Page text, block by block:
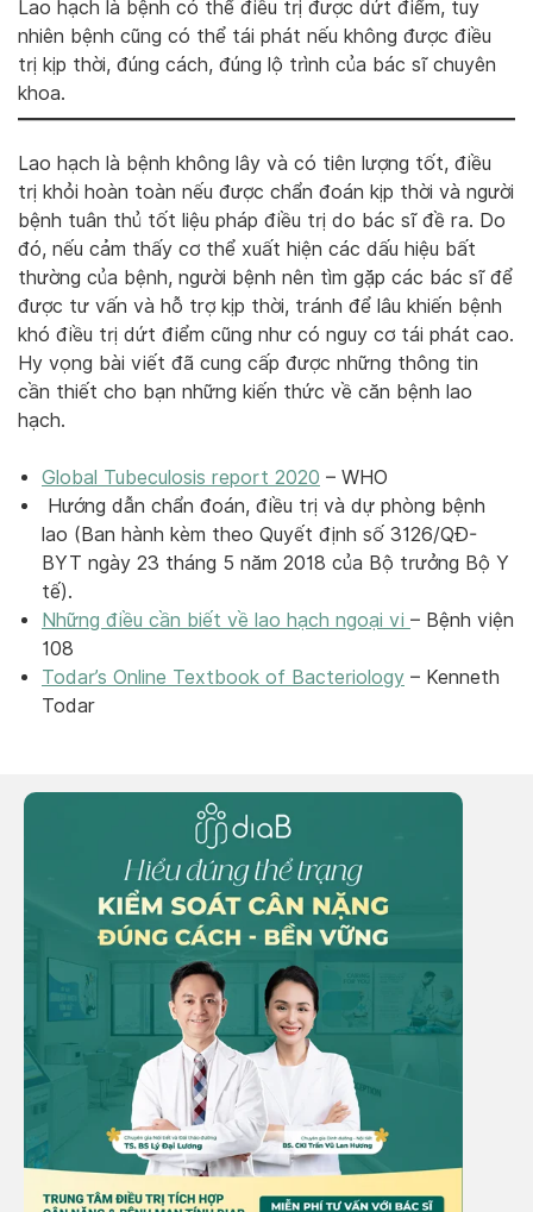
Lao hạch là bệnh có thể điều trị được dứt điểm, tuy
nhiên bệnh cũng có thể tái phát nếu không được điều
trị kịp thời, đúng cách, đúng lộ trình của bác sĩ chuyên
khoa.
Lao hạch là bệnh không lây và có tiên lượng tốt, điều
trị khỏi hoàn toàn nếu được chẩn đoán kịp thời và người
bệnh tuân thủ tốt liệu pháp điều trị do bác sĩ đề ra. Do
đó, nếu cảm thấy cơ thể xuất hiện các dấu hiệu bất
thường của bệnh, người bệnh nên tìm gặp các bác sĩ để
được tư vấn và hỗ trợ kịp thời, tránh để lâu khiến bệnh
khó điều trị dứt điểm cũng như có nguy cơ tái phát cao.
Hy vọng bài viết đã cung cấp được những thông tin
cần thiết cho bạn những kiến thức về căn bệnh lao
hạch.
Global Tubeculosis report 2020 – WHO
Hướng dẫn chẩn đoán, điều trị và dự phòng bệnh
lao (Ban hành kèm theo Quyết định số 3126/QĐ-
BYT ngày 23 tháng 5 năm 2018 của Bộ trưởng Bộ Y
tế).
Những điều cần biết về lao hạch ngoại vi – Bệnh viện
108
Todar’s Online Textbook of Bacteriology – Kenneth
Todar